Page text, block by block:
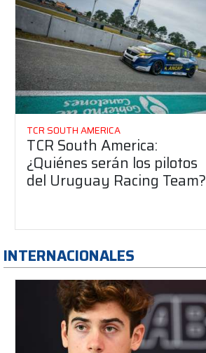
TCR SOUTH AMERICA
TCR South America:
¿Quiénes serán los pilotos
del Uruguay Racing Team?
INTERNACIONALES